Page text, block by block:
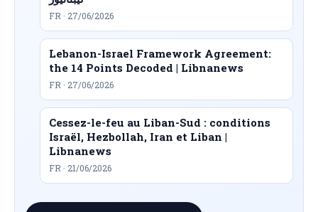
FR · 27/06/2026
Lebanon-Israel Framework Agreement:
the 14 Points Decoded | Libnanews
FR · 27/06/2026
Cessez-le-feu au Liban-Sud : conditions
Israël, Hezbollah, Iran et Liban |
Libnanews
FR · 21/06/2026